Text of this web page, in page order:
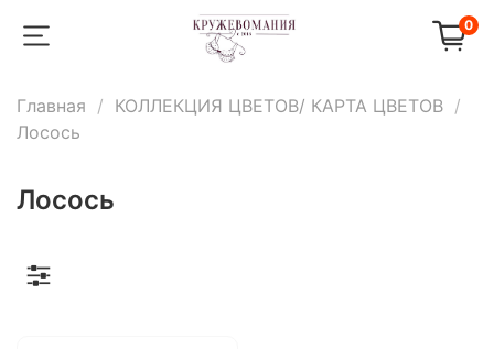
0
Главная
КОЛЛЕКЦИЯ ЦВЕТОВ/ КАРТА ЦВЕТОВ
Лосось
Лосось